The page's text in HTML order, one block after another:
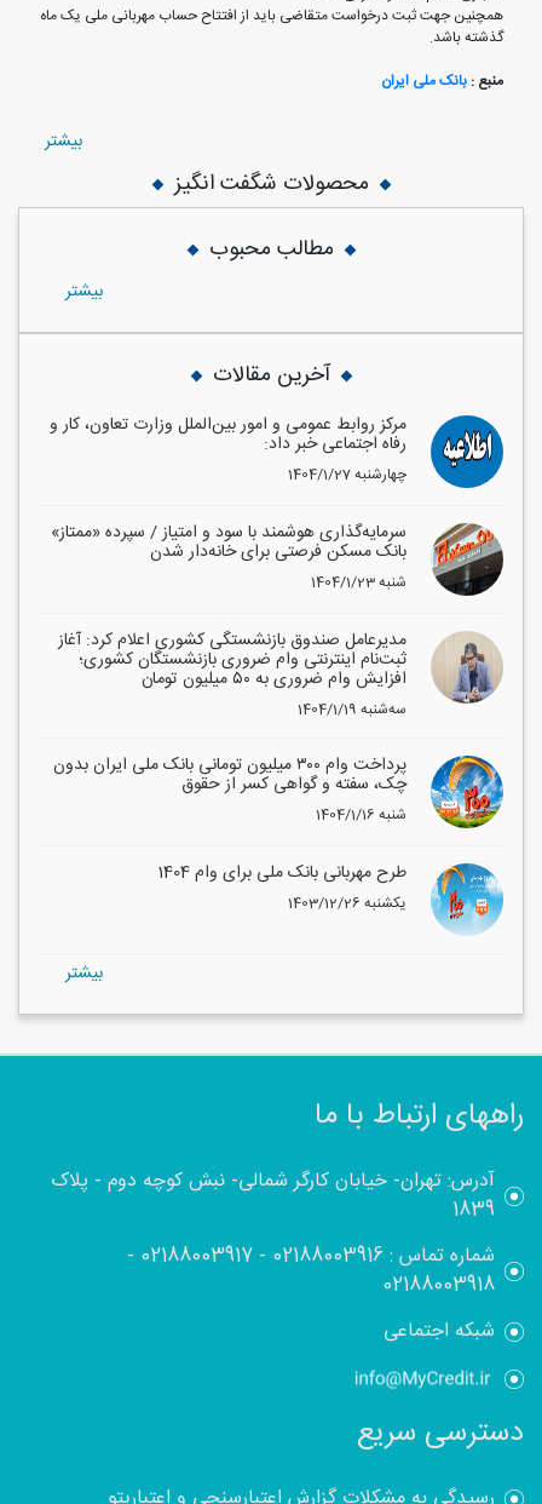
همچنین جهت ثبت درخواست متقاضی باید از افتتاح حساب مهربانی ملی یک ماه
گذشته باشد.
منبع : بانک ملی ایران
بيشتر
محصولات شگفت انگیز
مطالب محبوب
بيشتر
آخرین مقالات
مرکز روابط عمومی و امور بین‌الملل وزارت تعاون، کار و
رفاه اجتماعی خبر داد:
1404/1/27 چهارشنبه
سرمایه‌گذاری هوشمند با سود و امتیاز / سپرده «ممتاز»
بانک مسکن فرصتی برای خانه‌دار شدن
1404/1/23 شنبه
مدیرعامل صندوق بازنشستگی کشوری اعلام کرد: آغاز
ثبت‌نام اینترنتی وام ضروری بازنشستگان کشوری؛
افزایش وام ضروری به ۵۰ میلیون تومان
1404/1/19 سه‌شنبه
پرداخت وام ۳۰۰ میلیون تومانی بانک ملی ایران بدون
چک، سفته و گواهی کسر از حقوق
1404/1/16 شنبه
طرح مهربانی بانک ملی برای وام 1404
1403/12/26 یکشنبه
بيشتر
راههای ارتباط با ما
آدرس: تهران- خیابان کارگر شمالی- نبش کوچه دوم - پلاک
1839
شماره تماس :02188003916
-
02188003917
-
02188003918
شبکه اجتماعی
دسترسی سریع